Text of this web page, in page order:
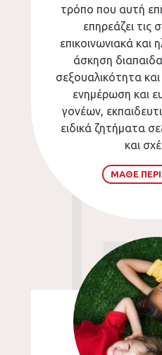
τρόπο που αυτή
επηρεάζει τις
επικοινωνιακά και
άσκηση
σεξουαλικότητα
ενημέρωση και
γονέων,
ειδικά ζητήματα
και
ΜΑΘΕ